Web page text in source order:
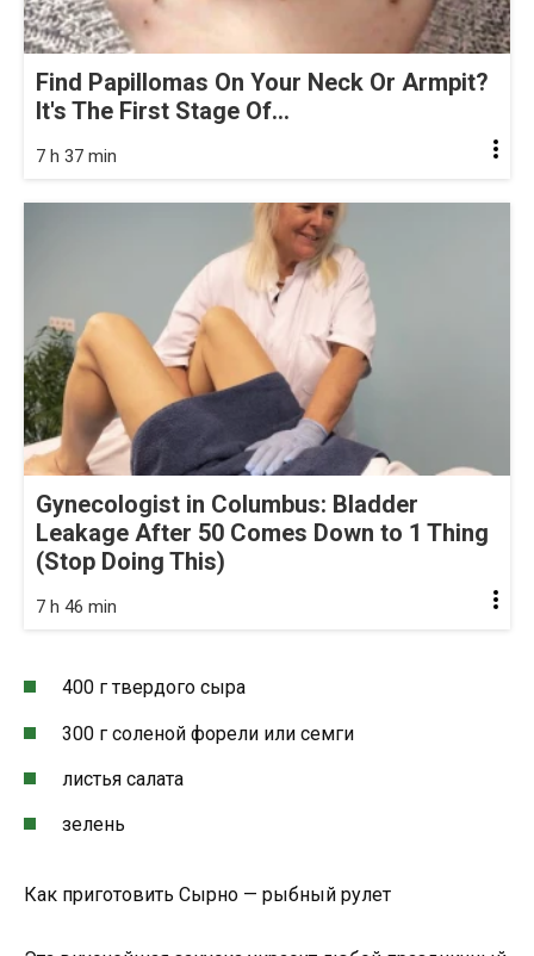
Find Papillomas On Your Neck Or Armpit?
It's The First Stage Of...
7 h 37 min
Gynecologist in Columbus: Bladder
Leakage After 50 Comes Down to 1 Thing
(Stop Doing This)
7 h 46 min
400 г твердого сыра
300 г соленой форели или семги
листья салата
зелень
Как приготовить Сырно — рыбный рулет